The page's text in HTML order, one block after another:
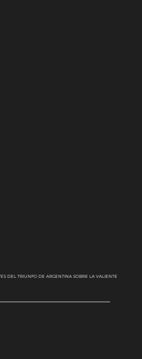
DEL TRIUNFO DE ARGENTINA SOBRE LA VALIENTE